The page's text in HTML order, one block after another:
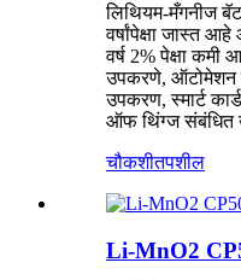
लिथियम-मँगनीज
वर्षांपेक्षा जास्त आहे
वर्ष 2% पेक्षा कमी
उपकरणे, ऑटोमेशन
उपकरण, स्मार्ट
ऑफ थिंग्ज संबंधित
चौकशीतपशील
Li-MnO2